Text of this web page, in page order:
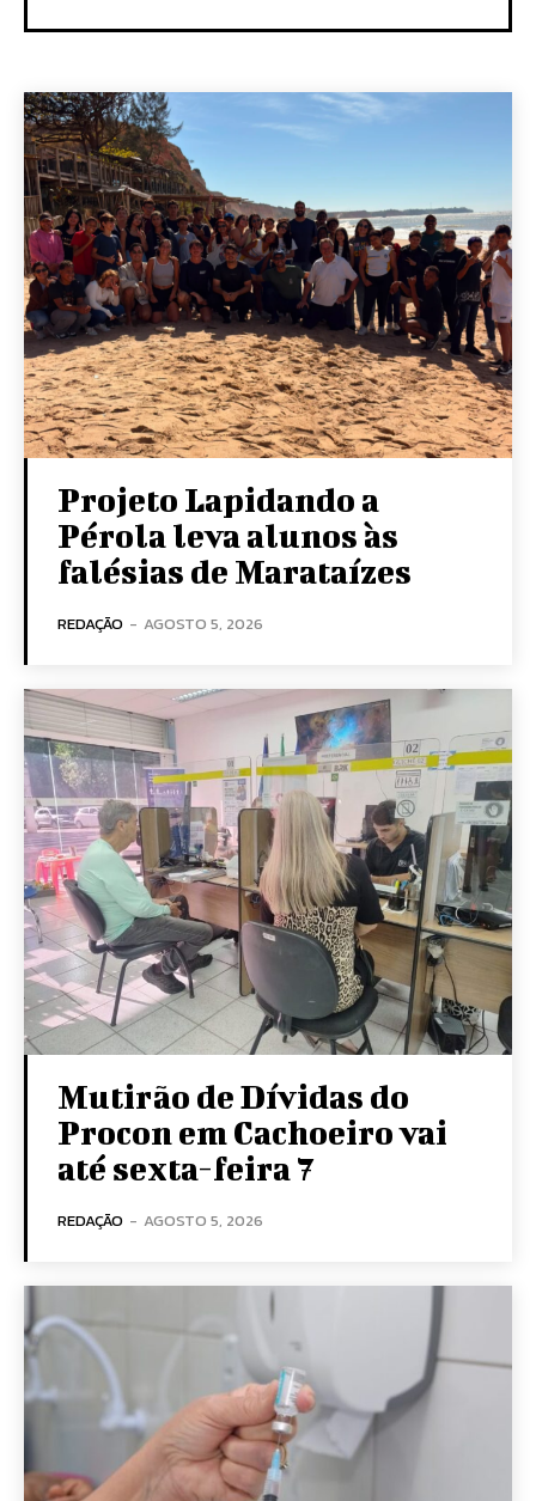
Projeto Lapidando a
Pérola leva alunos às
falésias de Marataízes
REDAÇÃO - AGOSTO 5, 2026
Mutirão de Dívidas do
Procon em Cachoeiro vai
até sexta-feira 7
REDAÇÃO - AGOSTO 5, 2026